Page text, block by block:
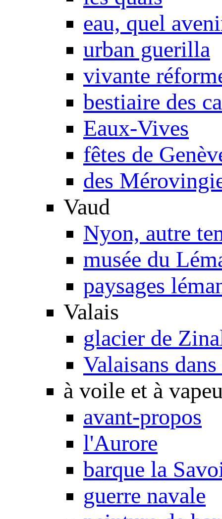
eau, quel
urban guerilla
vivante
bestiaire des
Eaux-Vives
fêtes de
des
Vaud
Nyon, autre
musée du
paysages
Valais
glacier de
Valaisans
à voile et à
avant-propos
l'Aurore
barque la
guerre navale